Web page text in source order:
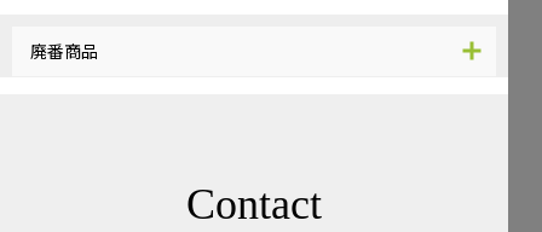
廃番商品
Contact